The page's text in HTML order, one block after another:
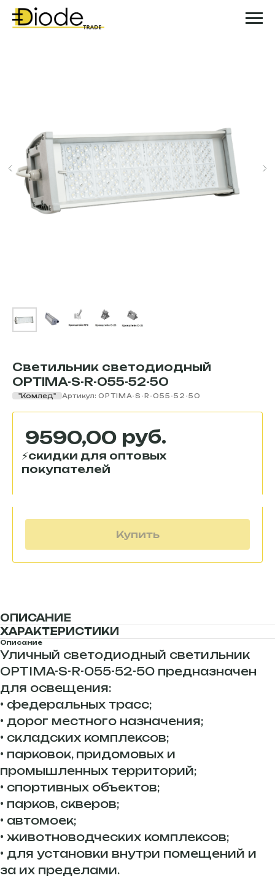
Светильник светодиодный
OPTIMA-S-R-055-52-50
"Комлед" Артикул: OPTIMA-S-R-055-52-50
9590,00 руб.
Купить
ОПИСАНИЕ
ХАРАКТЕРИСТИКИ
Описание
Уличный светодиодный светильник
OPTIMA-S-R-055-52-50 предназначен
для освещения:
• федеральных трасс;
• дорог местного назначения;
• складских комплексов;
• парковок, придомовых и
промышленных территорий;
• спортивных объектов;
• парков, скверов;
• автомоек;
• животноводческих комплексов;
• для установки внутри помещений и
за их пределами.